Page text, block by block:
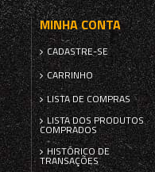
MINHA CONTA
CADASTRE-SE
CARRINHO
LISTA DE COMPRAS
LISTA DOS PRODUTOS
COMPRADOS
HISTÓRICO DE
TRANSAÇÕES